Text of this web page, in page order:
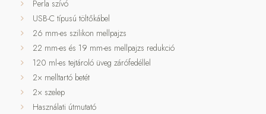
Perla szívó
USB-C típusú töltőkábel
26 mm-es szilikon mellpajzs
22 mm-es és 19 mm-es mellpajzs redukció
120 ml-es tejtároló üveg zárófedéllel
2× melltartó betét
2× szelep
Használati útmutató